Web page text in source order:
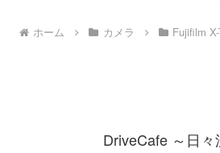
ホーム カメラ Fujifilm X-
DriveCafe ～日々